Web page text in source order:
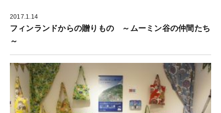
2017.1.14
フィンランドからの贈りもの ～ムーミン谷の仲間たち
～